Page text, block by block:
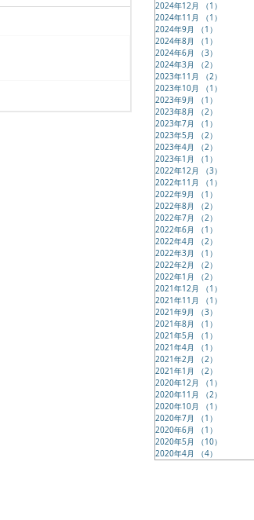
2024年12月
（1）
2024年11月
（1）
2024年9月
（1）
2024年8月
（1）
2024年6月
（3）
2024年3月
（2）
2023年11月
（2）
2023年10月
（1）
2023年9月
（1）
2023年8月
（2）
2023年7月
（1）
2023年5月
（2）
2023年4月
（2）
2023年1月
（1）
2022年12月
（3）
2022年11月
（1）
2022年9月
（1）
2022年8月
（2）
2022年7月
（2）
2022年6月
（1）
2022年4月
（2）
2022年3月
（1）
2022年2月
（2）
2022年1月
（2）
2021年12月
（1）
2021年11月
（1）
2021年9月
（3）
2021年8月
（1）
2021年5月
（1）
2021年4月
（1）
2021年2月
（2）
2021年1月
（2）
2020年12月
（1）
2020年11月
（2）
2020年10月
（1）
2020年7月
（1）
2020年6月
（1）
2020年5月
（10）
2020年4月
（4）